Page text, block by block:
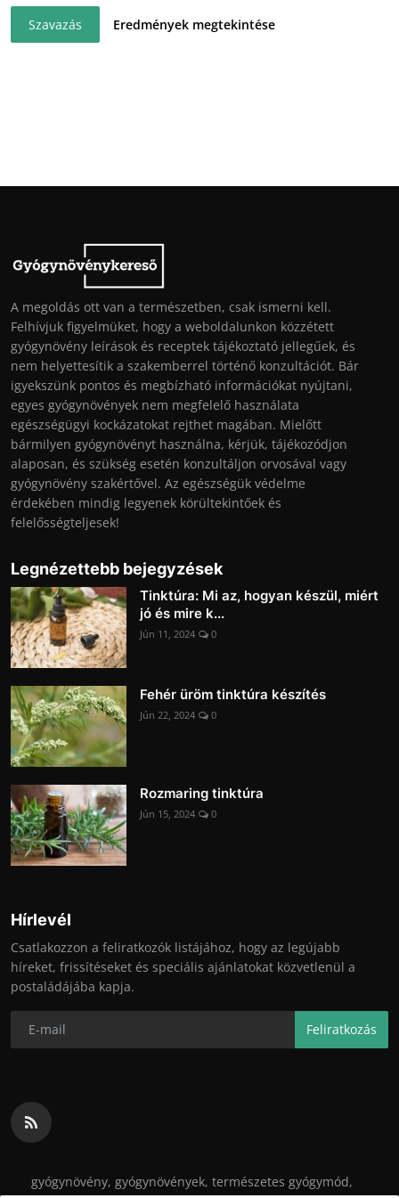
Szavazás Eredmények megtekintése
A megoldás ott van a természetben, csak ismerni kell.
Felhívjuk figyelmüket, hogy a weboldalunkon közzétett
gyógynövény leírások és receptek tájékoztató jellegűek, és
nem helyettesítik a szakemberrel történő konzultációt. Bár
igyekszünk pontos és megbízható információkat nyújtani,
egyes gyógynövények nem megfelelő használata
egészségügyi kockázatokat rejthet magában. Mielőtt
bármilyen gyógynövényt használna, kérjük, tájékozódjon
alaposan, és szükség esetén konzultáljon orvosával vagy
gyógynövény szakértővel. Az egészségük védelme
érdekében mindig legyenek körültekintőek és
felelősségteljesek!
Legnézettebb bejegyzések
Tinktúra: Mi az, hogyan készül, miért
jó és mire k...
Jún 11, 2024 0
Fehér üröm tinktúra készítés
Jún 22, 2024 0
Rozmaring tinktúra
Jún 15, 2024 0
Hírlevél
Csatlakozzon a feliratkozók listájához, hogy az legújabb
híreket, frissítéseket és speciális ajánlatokat közvetlenül a
postaládájába kapja.
Feliratkozás
gyógynövény, gyógynövények, természetes gyógymód,